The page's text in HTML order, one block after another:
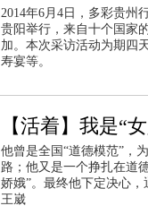
2014年6月4日，多彩贵州
贵阳举行，来自十个国家
加。本次采访活动为期四
寿宴等。
【活着】我是“
他曾是全国“道德模范”，
路；他又是一个挣扎在道
娇娥”。最终他下定决心
王崴